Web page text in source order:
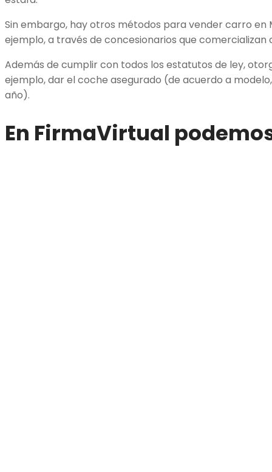
Sin embargo, hay otros métodos para vender carro en
ejemplo, a través de concesionarios que comercializan
Además de cumplir con todos los estatutos de ley,
ejemplo, dar el coche asegurado (de acuerdo a
año).
En FirmaVirtual